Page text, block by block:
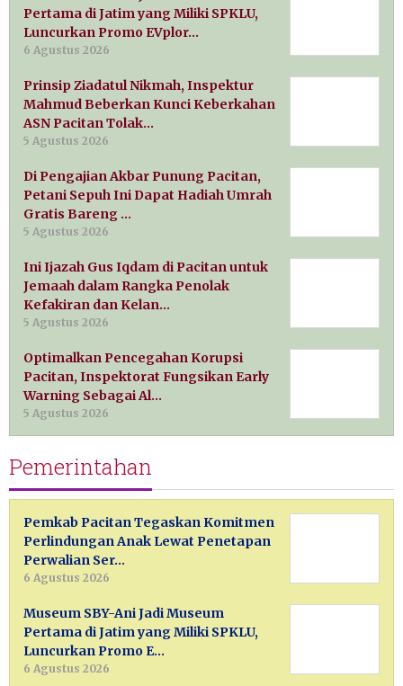
Pertama di Jatim yang Miliki SPKLU,
Luncurkan Promo EVplor…
6 Agustus 2026
Prinsip Ziadatul Nikmah, Inspektur
Mahmud Beberkan Kunci Keberkahan
ASN Pacitan Tolak…
5 Agustus 2026
Di Pengajian Akbar Punung Pacitan,
Petani Sepuh Ini Dapat Hadiah Umrah
Gratis Bareng …
5 Agustus 2026
Ini Ijazah Gus Iqdam di Pacitan untuk
Jemaah dalam Rangka Penolak
Kefakiran dan Kelan…
5 Agustus 2026
Optimalkan Pencegahan Korupsi
Pacitan, Inspektorat Fungsikan Early
Warning Sebagai Al…
5 Agustus 2026
Pemerintahan
Pemkab Pacitan Tegaskan Komitmen
Perlindungan Anak Lewat Penetapan
Perwalian Ser…
6 Agustus 2026
Museum SBY-Ani Jadi Museum
Pertama di Jatim yang Miliki SPKLU,
Luncurkan Promo E…
6 Agustus 2026